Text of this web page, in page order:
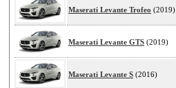
Maserati Levante Trofeo (2019)
Maserati Levante GTS (2019)
Maserati Levante S (2016)